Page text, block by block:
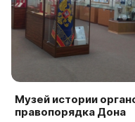
Музей истории
правопорядка Дона